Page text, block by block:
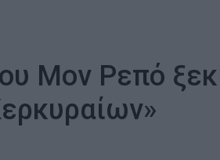
Μον Ρεπό